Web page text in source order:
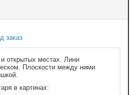
заказ
открытых местах. Лини
Плоскости между ними
в картинах: